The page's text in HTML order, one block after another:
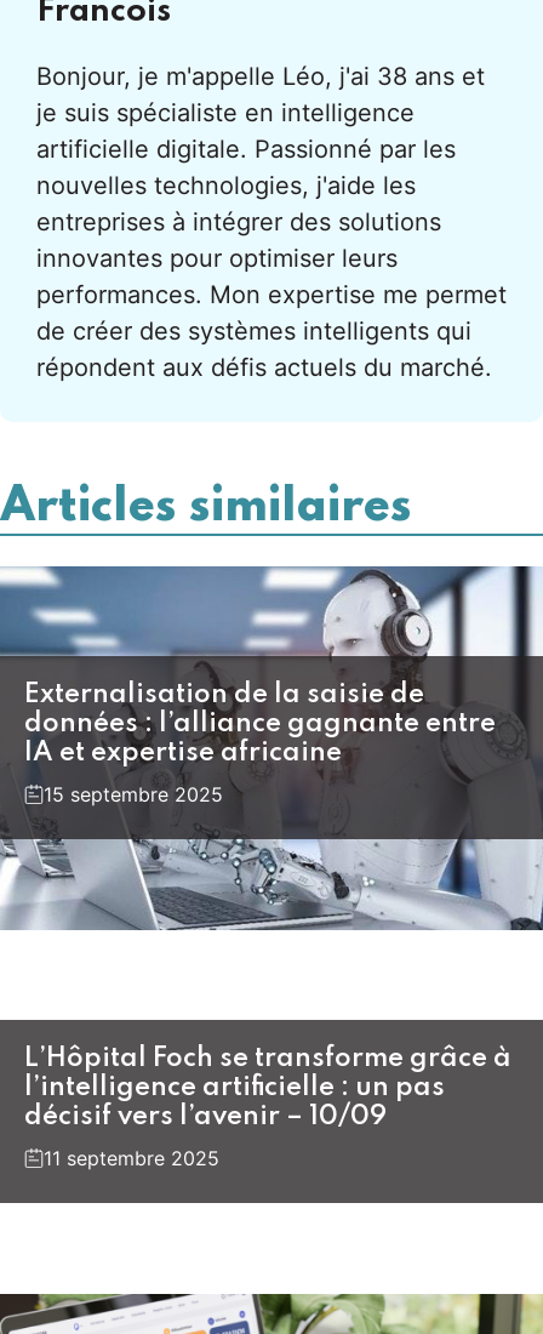
Francois
Bonjour, je m'appelle Léo, j'ai 38 ans et
je suis spécialiste en intelligence
artificielle digitale. Passionné par les
nouvelles technologies, j'aide les
entreprises à intégrer des solutions
innovantes pour optimiser leurs
performances. Mon expertise me permet
de créer des systèmes intelligents qui
répondent aux défis actuels du marché.
Articles similaires
Externalisation de la saisie de
données : l’alliance gagnante entre
IA et expertise africaine
15 septembre 2025
L’Hôpital Foch se transforme grâce à
l’intelligence artificielle : un pas
décisif vers l’avenir – 10/09
11 septembre 2025